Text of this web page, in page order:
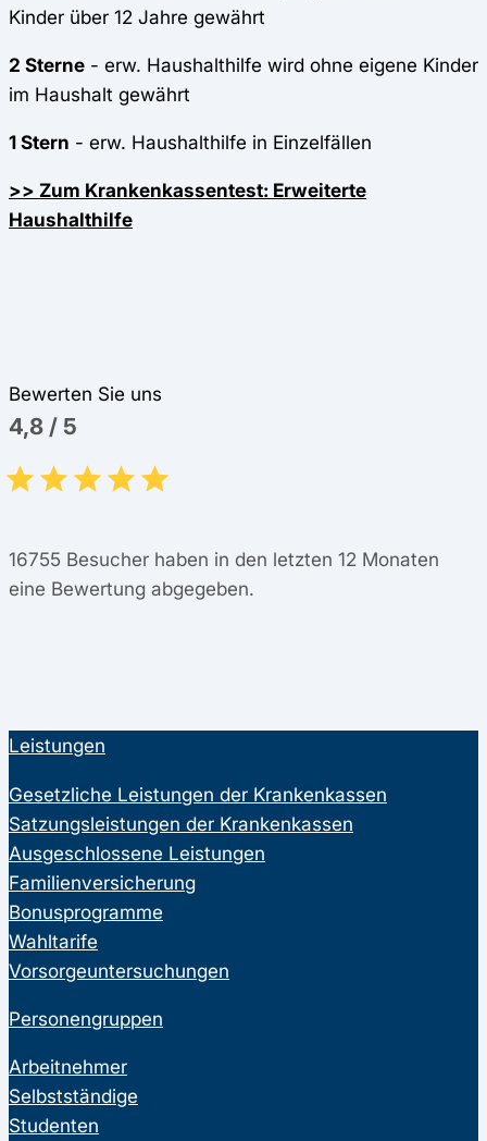
Kinder über 12 Jahre gewährt
2 Sterne - erw. Haushalthilfe wird ohne eigene Kinder
im Haushalt gewährt
1 Stern - erw. Haushalthilfe in Einzelfällen
>> Zum Krankenkassentest: Erweiterte
Haushalthilfe
Bewerten Sie uns
4,8 / 5
16755 Besucher haben in den letzten 12 Monaten
eine Bewertung abgegeben.
Leistungen
Gesetzliche Leistungen der Krankenkassen
Satzungsleistungen der Krankenkassen
Ausgeschlossene Leistungen
Familienversicherung
Bonusprogramme
Wahltarife
Vorsorgeuntersuchungen
Personengruppen
Arbeitnehmer
Selbstständige
Studenten